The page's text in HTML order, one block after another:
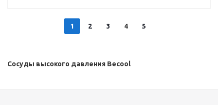
1 2 3 4 5
Сосуды высокого давления Becool